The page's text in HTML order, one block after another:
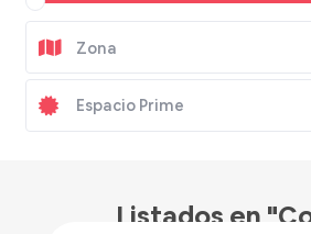
Zona
Listados en